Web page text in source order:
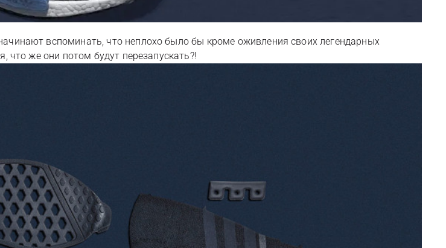
вспоминать, что неплохо было бы кроме оживления своих легендарных
что же они потом будут перезапускать?!